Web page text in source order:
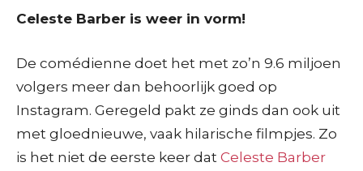
Celeste Barber is weer in vorm!
De comédienne doet het met zo’n 9.6 miljoen
volgers meer dan behoorlijk goed op
Instagram. Geregeld pakt ze ginds dan ook uit
met gloednieuwe, vaak hilarische filmpjes. Zo
is het niet de eerste keer dat Celeste Barber